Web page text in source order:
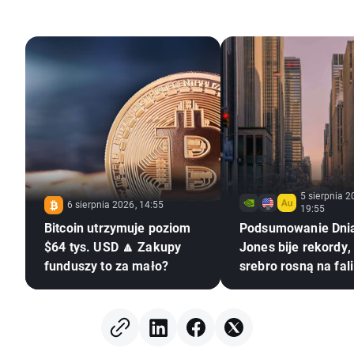
6 sierpnia 2026, 14:55
Bitcoin utrzymuje poziom
$64 tys. USD 🔼 Zakupy
funduszy to za mało?
5 sierpnia
19:55
Podsumowanie
Jones bije rekordy,
srebro rosną na fali